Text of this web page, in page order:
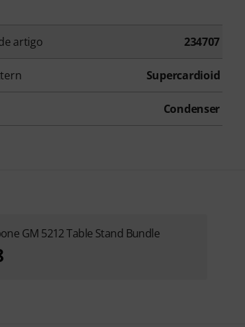
artigo 234707
Supercardioid
Condenser
GM 5212 Table Stand Bundle